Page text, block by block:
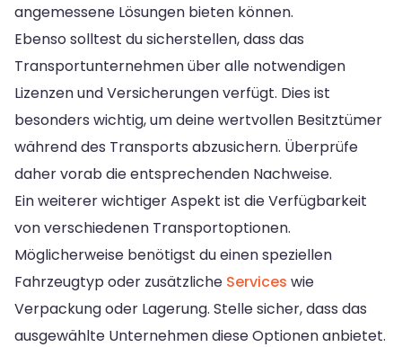
angemessene Lösungen bieten können.
Ebenso solltest du sicherstellen, dass das
Transportunternehmen über alle notwendigen
Lizenzen und Versicherungen verfügt. Dies ist
besonders wichtig, um deine wertvollen Besitztümer
während des Transports abzusichern. Überprüfe
daher vorab die entsprechenden Nachweise.
Ein weiterer wichtiger Aspekt ist die Verfügbarkeit
von verschiedenen Transportoptionen.
Möglicherweise benötigst du einen speziellen
Fahrzeugtyp oder zusätzliche Services wie
Verpackung oder Lagerung. Stelle sicher, dass das
ausgewählte Unternehmen diese Optionen anbietet.